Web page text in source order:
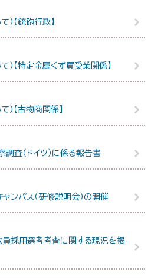
【銃砲行政】
）【特定金属くず買受業関係】
【古物商関係】
査（ドイツ）に係る報告書
ンパス（研修説明会）の開催
採用選考考査に関する現況を掲